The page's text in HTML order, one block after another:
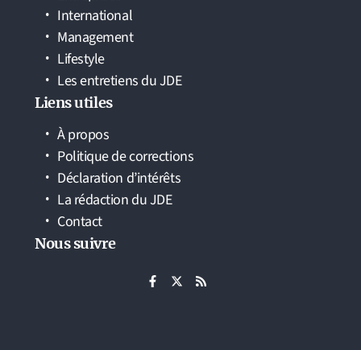
International
Management
Lifestyle
Les entretiens du JDE
Liens utiles
À propos
Politique de corrections
Déclaration d’intérêts
La rédaction du JDE
Contact
Nous suivre